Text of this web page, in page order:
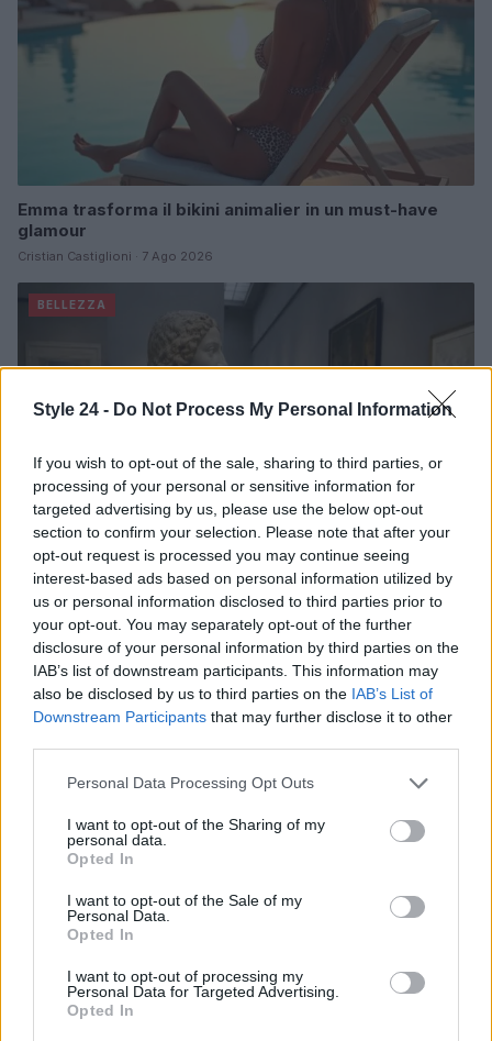
Style 24 - Do Not Process My Personal Information
If you wish to opt-out of the sale, sharing to third parties, or
processing of your personal or sensitive information for
targeted advertising by us, please use the below opt-out
section to confirm your selection. Please note that after your
opt-out request is processed you may continue seeing
interest-based ads based on personal information utilized by
us or personal information disclosed to third parties prior to
your opt-out. You may separately opt-out of the further
disclosure of your personal information by third parties on the
IAB’s list of downstream participants. This information may
also be disclosed by us to third parties on the IAB’s List of
Downstream Participants that may further disclose it to other
Please note that this website/app uses one or more Google
not limited to your visit or usage behaviour. You may click to
grant or deny consent to Google and its third-party tags to
use your data for below specified purposes in below Google
consent section.
Personal Data Processing Opt Outs
I want to opt-out of the Sharing of my
personal data.
Opted In
I want to opt-out of the Sale of my
Personal Data.
Opted In
I want to opt-out of processing my
Personal Data for Targeted Advertising.
Opted In
Emma trasforma il bikini animalier in un must-have
glamour
Cristian Castiglioni · 7 Ago 2026
BELLEZZA
Milano ospita una mostra sul contrasto tra ideale e
reale nell’arte rinascimentale
Camilla Fiore · 7 Ago 2026
Come ottenere labbra perfette con il metodo gym lips